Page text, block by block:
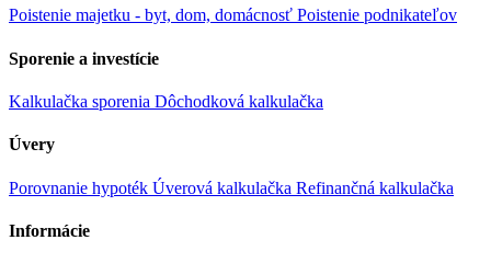
Poistenie majetku - byt, dom, domácnosť Poistenie podnikateľov
Sporenie a investície
Kalkulačka sporenia Dôchodková kalkulačka
Úvery
Porovnanie hypoték Úverová kalkulačka Refinančná kalkulačka
Informácie